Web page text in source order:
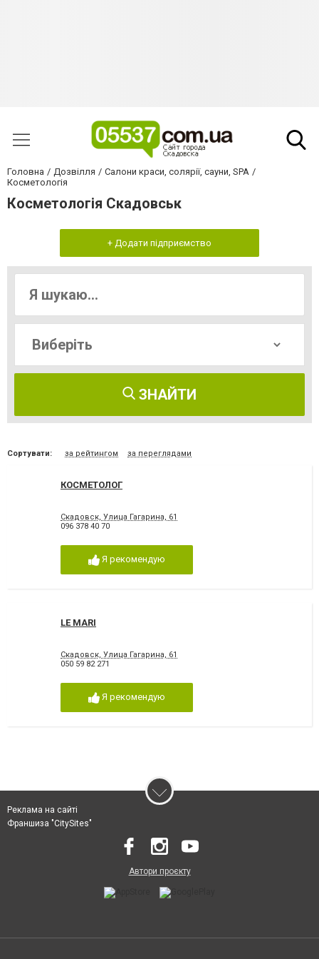
Головна Дозвілля
Салони краси, солярії, сауни, SPA
Косметологія
Косметологія Скадовськ
+ Додати підприємство
ЗНАЙТИ
Сортувати: за рейтингом за переглядами
КОСМЕТОЛОГ
Скадовск, Улица Гагарина, 61
096 378 40 70
Я рекомендую
LE MARI
Скадовск, Улица Гагарина, 61
050 59 82 271
Я рекомендую
Реклама на сайті
Франшиза "CitySites"
Автори проєкту